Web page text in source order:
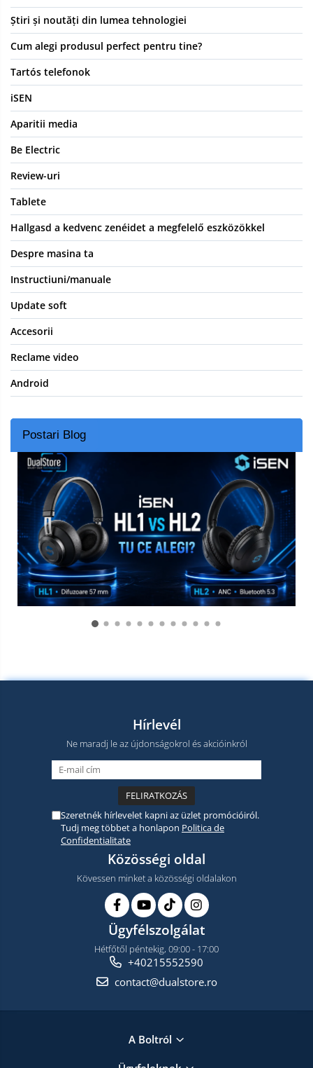
Știri și noutăți din lumea tehnologiei
Cum alegi produsul perfect pentru tine?
Tartós telefonok
iSEN
Aparitii media
Be Electric
Review-uri
Tablete
Hallgasd a kedvenc zenéidet a megfelelő eszközökkel
Despre masina ta
Instructiuni/manuale
Update soft
Accesorii
Reclame video
Android
Postari Blog
Hírlevél
Ne maradj le az újdonságokrol és akcióinkról
Szeretnék hírlevelet kapni az üzlet promócióiról.
Tudj meg többet a honlapon Politica de
Confidentialitate
Közösségi oldal
Kövessen minket a közösségi oldalakon
Ügyfélszolgálat
Hétfőtől péntekig, 09:00 - 17:00
+40215552590
contact@dualstore.ro
A Boltról